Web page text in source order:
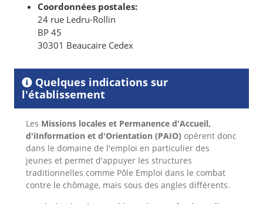
Coordonnées postales:
24 rue Ledru-Rollin
BP 45
30301 Beaucaire Cedex
Quelques indications sur
l'établissement
Les Missions locales et Permanence d'Accueil,
d'iInformation et d'Orientation (PAIO) opèrent donc
dans le domaine de l'emploi en particulier des
jeunes et permet d'appuyer les structures
traditionnelles comme Pôle Emploi dans le combat
contre le chômage, mais sous des angles différents.